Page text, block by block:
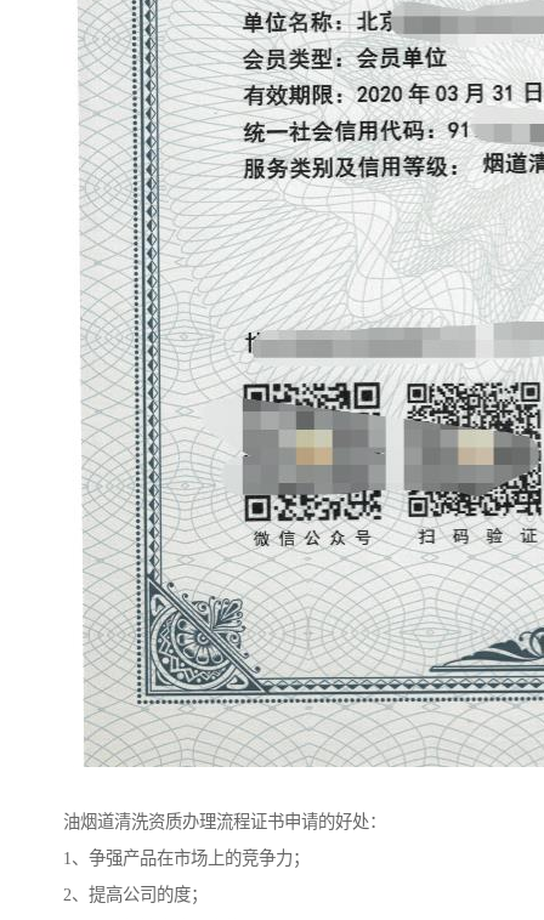
油烟道清洗资质办理流程证书申请的好处：
1、争强产品在市场上的竞争力；
2、提高公司的度；